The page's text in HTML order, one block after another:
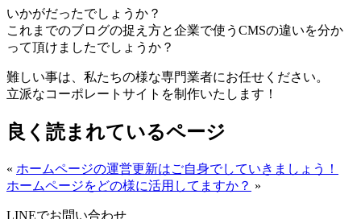
いかがだったでしょうか？
これまでのブログの捉え方と企業で使うCMSの違いを分か
って頂けましたでしょうか？
難しい事は、私たちの様な専門業者にお任せください。
立派なコーポレートサイトを制作いたします！
良く読まれているページ
« ホームページの運営更新はご自身でしていきましょう！
ホームページをどの様に活用してますか？ »
LINEでお問い合わせ